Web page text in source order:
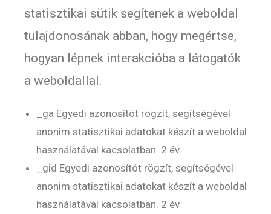
statisztikai sütik segítenek a weboldal
tulajdonosának abban, hogy megértse,
hogyan lépnek interakcióba a látogatók
a weboldallal.
_ga Egyedi azonosítót rögzít, segítségével
anonim statisztikai adatokat készít a weboldal
használatával kacsolatban. 2 év
_gid Egyedi azonosítót rögzít, segítségével
anonim statisztikai adatokat készít a weboldal
használatával kacsolatban. 2 év